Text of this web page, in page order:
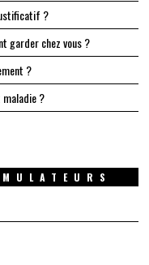
?
garder chez vous ?
?
?